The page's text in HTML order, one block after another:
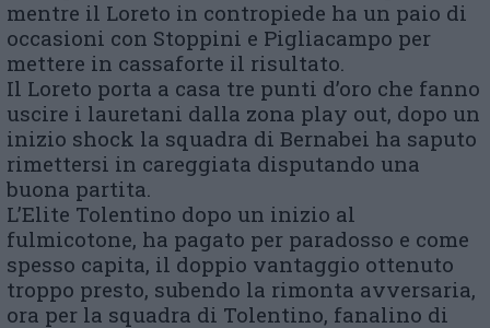
mentre il Loreto in contropiede ha un paio di
occasioni con Stoppini e Pigliacampo per
mettere in cassaforte il risultato.
Il Loreto porta a casa tre punti d’oro che fanno
uscire i lauretani dalla zona play out, dopo un
inizio shock la squadra di Bernabei ha saputo
rimettersi in careggiata disputando una
buona partita.
L’Elite Tolentino dopo un inizio al
fulmicotone, ha pagato per paradosso e come
spesso capita, il doppio vantaggio ottenuto
troppo presto, subendo la rimonta avversaria,
ora per la squadra di Tolentino, fanalino di